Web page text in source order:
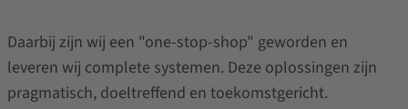
Daarbij zijn wij een "one-stop-shop" geworden en
leveren wij complete systemen. Deze oplossingen zijn
pragmatisch, doeltreffend en toekomstgericht.